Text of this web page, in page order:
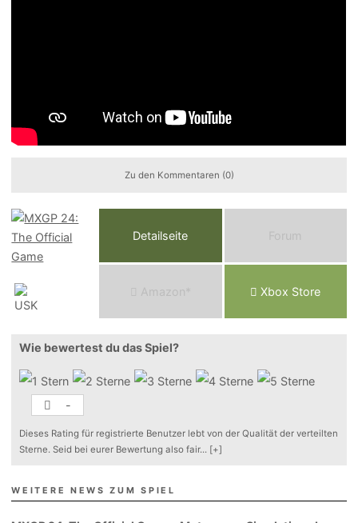
Zu den Kommentaren (0)
Detailseite Forum
Ama o n* Xbox Store
Wie bewertest du das Spiel?
-
Dieses Rating für registrierte Benutzer lebt von der Qualität der verteilten
Sterne. Seid bei eurer Bewertung also fair... [+]
WEITERE NEWS ZUM SPIEL